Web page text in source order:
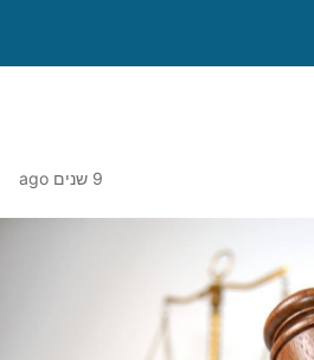
9 שנים ago